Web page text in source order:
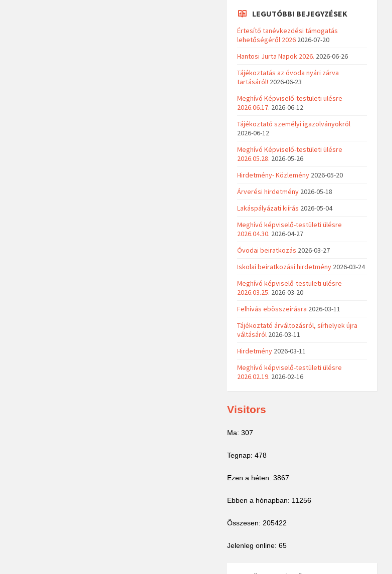
LEGUTÓBBI BEJEGYZÉSEK
Értesítő tanévkezdési támogatás
lehetőségéről 2026 2026-07-20
Hantosi Jurta Napok 2026. 2026-06-26
Tájékoztatás az óvoda nyári zárva
tartásáról! 2026-06-23
Meghívó Képviselő-testületi ülésre
2026.06.17. 2026-06-12
Tájékoztató személyi igazolványokról
2026-06-12
Meghívó Képviselő-testületi ülésre
2026.05.28. 2026-05-26
Hirdetmény- Közlemény 2026-05-20
Árverési hirdetmény 2026-05-18
Lakáspályázati kiírás 2026-05-04
Meghívó képviselő-testületi ülésre
2026.04.30. 2026-04-27
Óvodai beiratkozás 2026-03-27
Iskolai beiratkozási hirdetmény 2026-03-24
Meghívó képviselő-testületi ülésre
2026.03.25. 2026-03-20
Felhívás ebösszeírásra 2026-03-11
Tájékoztató árváltozásról, sírhelyek újra
váltásáról 2026-03-11
Hirdetmény 2026-03-11
Meghívó képviselő-testületi ülésre
2026.02.19. 2026-02-16
Visitors
Ma: 307
Tegnap: 478
Ezen a héten: 3867
Ebben a hónapban: 11256
Összesen: 205422
Jelenleg online: 65